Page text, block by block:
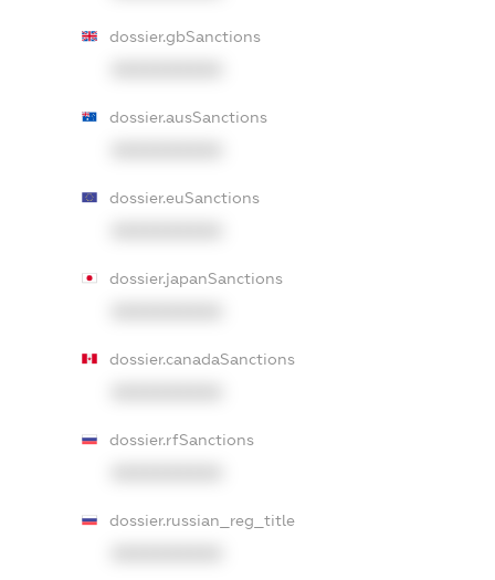
dossier.gbSanctions
dossier.ausSanctions
dossier.euSanctions
dossier.japanSanctions
dossier.canadaSanctions
dossier.rfSanctions
dossier.russian_reg_title